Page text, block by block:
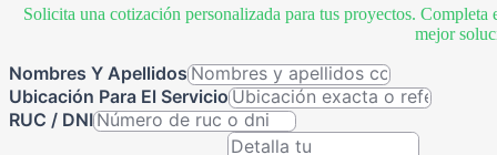
Solicita una cotización personalizada para tus proyectos.
mejor
Nombres Y Apellidos
Ubicación Para El Servicio
RUC / DNI